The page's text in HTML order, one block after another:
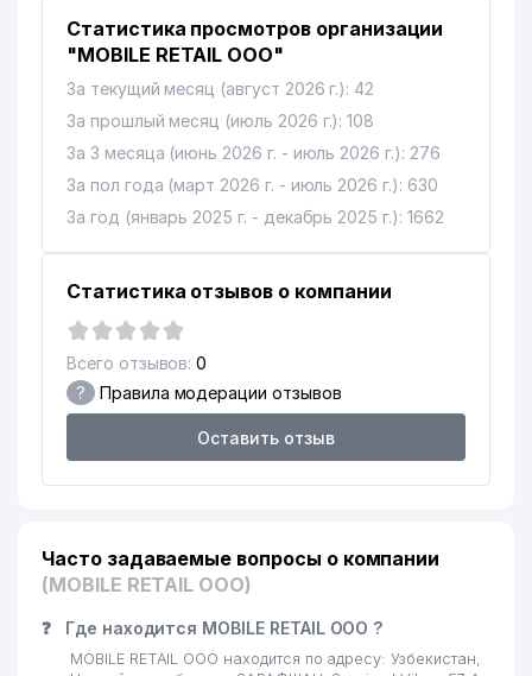
Статистика просмотров организации
"MOBILE RETAIL ООО"
За текущий месяц (август 2026 г.): 42
За прошлый месяц (июль 2026 г.): 108
За 3 месяца (июнь 2026 г. - июль 2026 г.): 276
За пол года (март 2026 г. - июль 2026 г.): 630
За год (январь 2025 г. - декабрь 2025 г.): 1662
Статистика отзывов о компании
Всего отзывов: 0
? Правила модерации отзывов
Оставить отзыв
Часто задаваемые вопросы о компании
(MOBILE RETAIL ООО)
❓ Где находится MOBILE RETAIL ООО ?
MOBILE RETAIL ООО находится по адресу: Узбекистан,